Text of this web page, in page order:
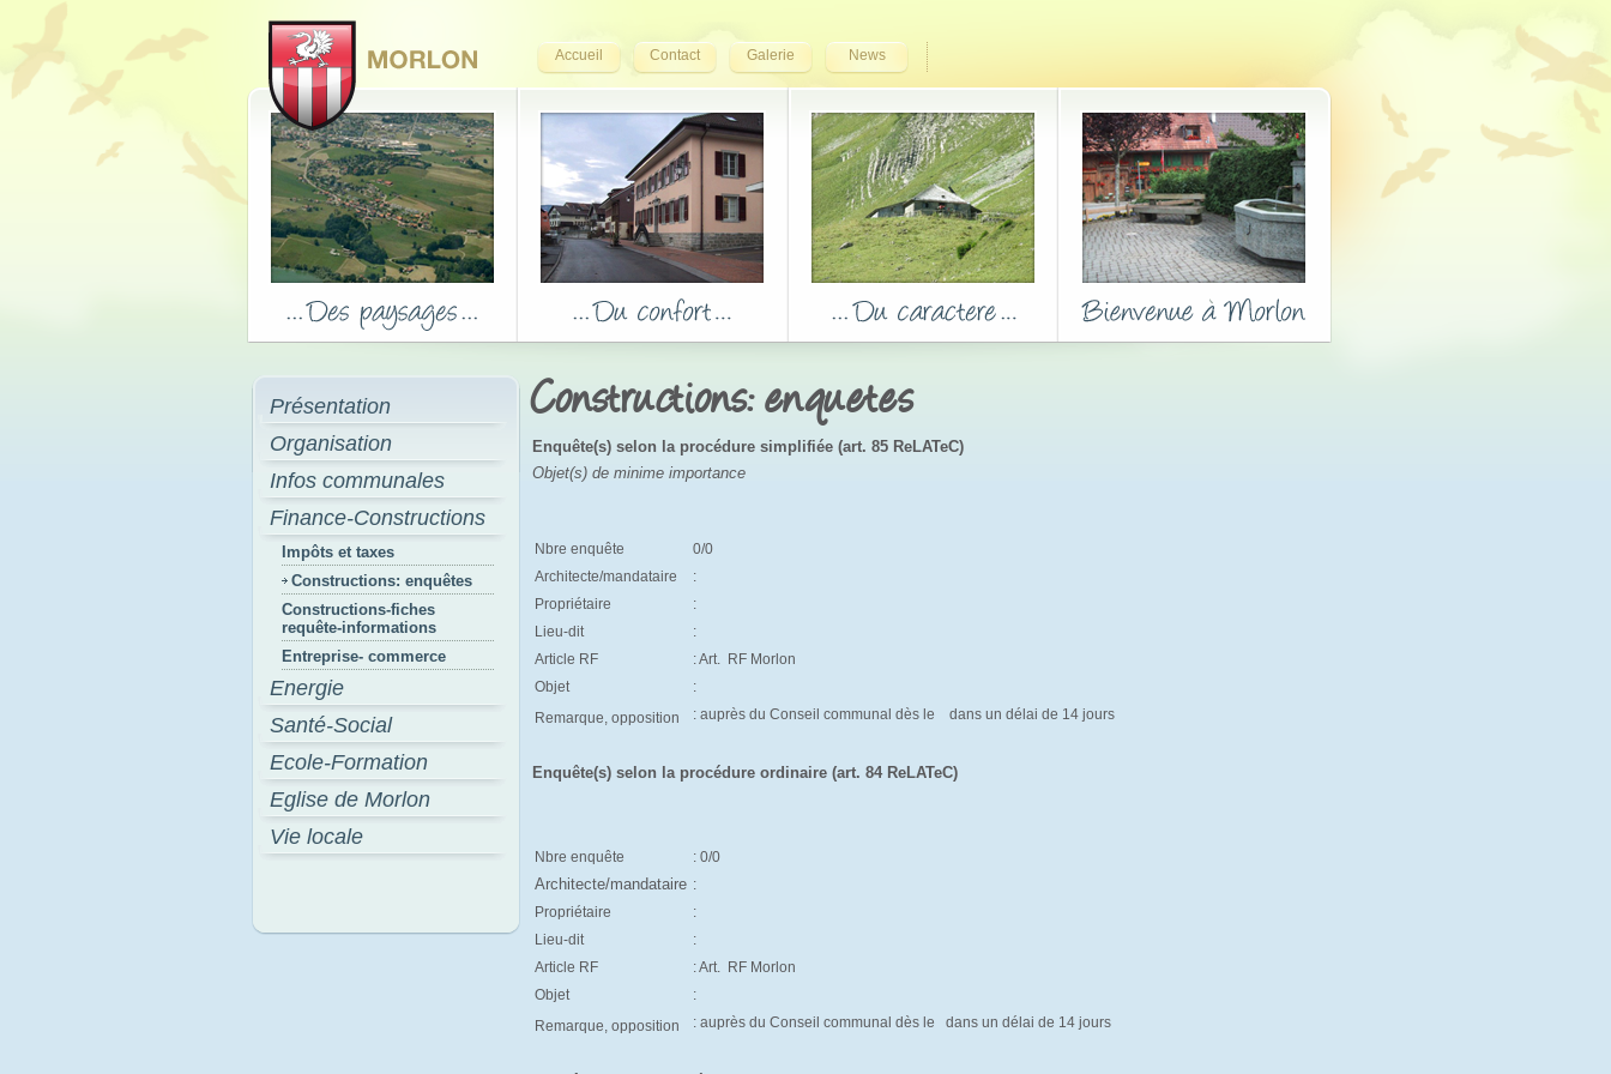
Accueil Contact Galerie News
Présentation
Organisation
Infos communales
Finance-Constructions
Impôts et taxes
Constructions: enquêtes
Constructions-fiches
requête-informations
Entreprise- commerce
Energie
Santé-Social
Ecole-Formation
Eglise de Morlon
Vie locale
Constructions: enquetes
Enquête(s) selon la procédure simplifiée (art. 85 ReLATeC)
Objet(s) de minime importance
Nbre enquête
0/0
Architecte/mandataire
:
Propriétaire
:
Lieu-dit
:
Article RF
: Art. RF Morlon
Objet
:
Remarque, opposition
: auprès du Conseil communal dès le dans un délai de 14 jours
Enquête(s) selon la procédure ordinaire (art. 84 ReLATeC)
Nbre enquête : 0/0
Architecte/mandataire :
Propriétaire
:
Lieu-dit
:
Article RF
: Art. RF Morlon
Objet
:
Remarque, opposition
: auprès du Conseil communal dès le dans un délai de 14 jours